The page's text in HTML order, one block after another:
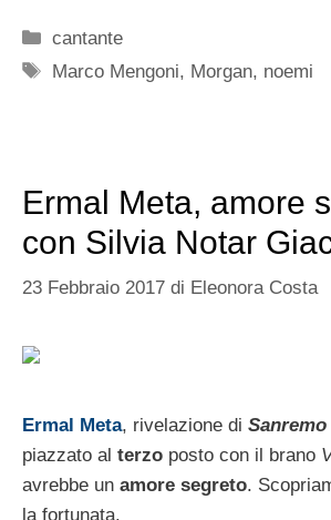
Categorie
cantante
Tag
Marco Mengoni, Morgan, noemi
Ermal Meta, amore
con Silvia Notar
23 Febbraio 2017 di Eleonora Costa
Ermal Meta, rivelazione di Sanremo
piazzato al terzo posto con il brano
avrebbe un amore segreto.
la fortunata.